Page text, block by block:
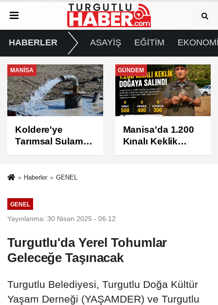
HABERLER ASAYİŞ EĞİTİM
GÜNDEM
Manisa'da 1.200
Kınalı Keklik
Doğaya Salındı
GÜNDEM
Turgutlu'da 8
Ağustos
Cumartesi Günü
Haberler GENEL
GENEL
Yayınlanma: 30 Nisan 2025 - 06:12
Turgutlu'da Yerel Tohumlar
Geleceğe Taşınacak
Turgutlu Belediyesi, Turgutlu Doğa Kültür
Yaşam Derneği (YAŞAMDER) ve Turgutlu